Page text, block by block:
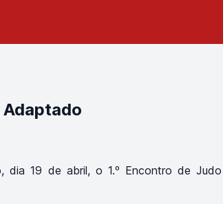
Adaptado
dia 19 de abril, o 1.º Encontro de